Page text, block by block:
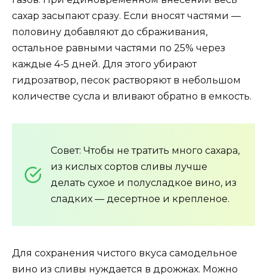
сахар засыпают сразу. Если вносят частями —
половину добавляют до сбраживания,
остальное равными частями по 25% через
каждые 4-5 дней. Для этого убирают
гидрозатвор, песок растворяют в небольшом
количестве сусла и вливают обратно в емкость.
Совет: Чтобы не тратить много сахара,
из кислых сортов сливы лучше
делать сухое и полусладкое вино, из
сладких — десертное и крепленое.
Для сохранения чистого вкуса самодельное
вино из сливы нуждается в дрожжах. Можно